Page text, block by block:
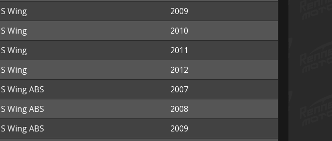
S Wing
2009
S Wing
2010
S Wing
2011
S Wing
2012
S Wing ABS
2007
S Wing ABS
2008
S Wing ABS
2009